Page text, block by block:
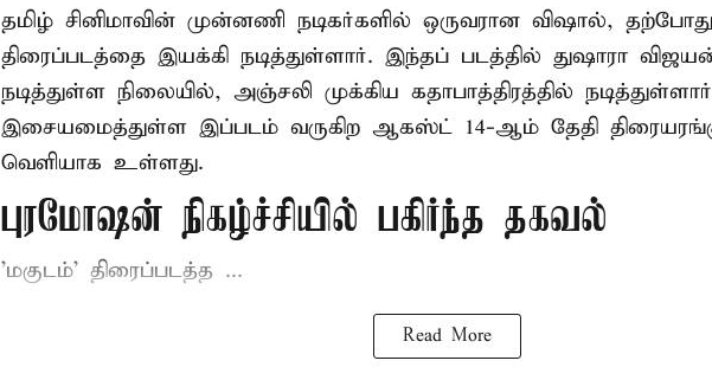
தமிழ் சினிமாவின் முன்னணி நடிகர்களில் ஒருவரான விஷால்,
திரைப்படத்தை இயக்கி நடித்துள்ளார். இந்தப் படத்தில் துஷாரா
நடித்துள்ள நிலையில், அஞ்சலி முக்கிய கதாபாத்திரத்தில்
இசையமைத்துள்ள இப்படம் வருகிற ஆகஸ்ட் 14-ஆம் தேதி
வெளியாக உள்ளது.
புரமோஷன் நிகழ்ச்சியில் பகிர்ந்த தகவல்
'மகுடம்' திரைப்படத்த ...
Read More